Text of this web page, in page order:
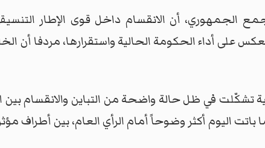
الجمهوري، أن الانقسام داخل قوى الإطار
على أداء الحكومة الحالية واستقرارها، مردفا أن
في ظل حالة واضحة من التباين والانقسام بين
اليوم أكثر وضوحاً أمام الرأي العام، بين أطراف